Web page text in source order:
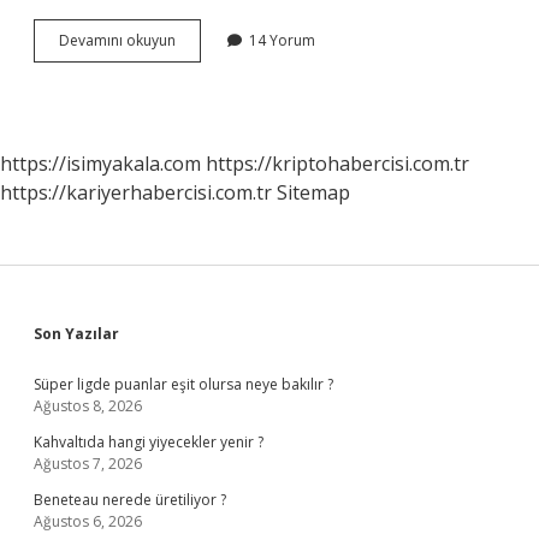
Devamını okuyun Kadında
Fsh
14 Yorum
https://isimyakala.com https://kriptohabercisi.com.tr
https://kariyerhabercisi.com.trSitemap
Sidebar
Son Yazılar
Süper ligde puanlar eşit olursa neye bakılır ?
Ağustos 8, 2026
Kahvaltıda hangi yiyecekler yenir ?
Ağustos 7, 2026
Beneteau nerede üretiliyor ?
Ağustos 6, 2026